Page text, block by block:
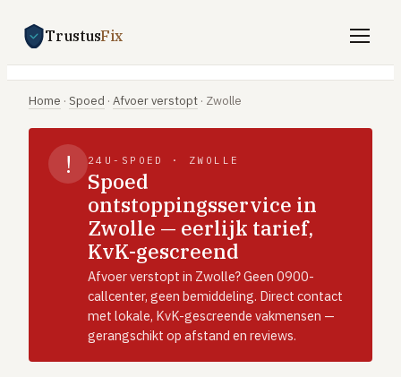
TrustusFix
Gratis offertes aanvragen
Vind een vakman
Klussen
SPOED 24/7
CV-storing
Airco-storing
Warmtepomp-storing
Daklekkage
Home · Spoed · Afvoer verstopt · Zwolle
! 24U-SPOED · ZWOLLE
Spoed
ontstoppingsservice in
Zwolle — eerlijk tarief,
KvK-gescreend
Afvoer verstopt in Zwolle? Geen 0900-
callcenter, geen bemiddeling. Direct contact
met lokale, KvK-gescreende vakmensen —
gerangschikt op afstand en reviews.